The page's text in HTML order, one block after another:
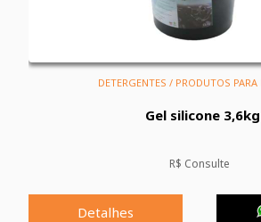
DETERGENTES / PRODUTOS
Gel silicone 3,6kg
R$ Consulte
Detalhes